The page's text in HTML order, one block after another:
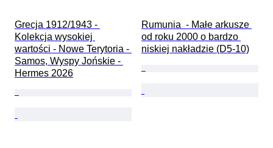
Grecja 1912/1943 -
Kolekcja wysokiej
wartości - Nowe Terytoria -
Samos, Wyspy Jońskie -
Hermes 2026
Rumunia  - Małe arkusze
od roku 2000 o bardzo
niskiej nakładzie (D5-10)